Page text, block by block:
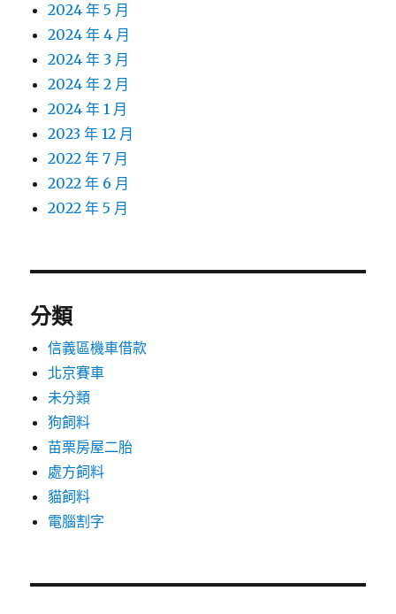
2024 年 5 月
2024 年 4 月
2024 年 3 月
2024 年 2 月
2024 年 1 月
2023 年 12 月
2022 年 7 月
2022 年 6 月
2022 年 5 月
分類
信義區機車借款
北京賽車
未分類
狗飼料
苗栗房屋二胎
處方飼料
貓飼料
電腦割字